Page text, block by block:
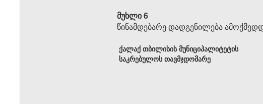
მუხლი 6
წინამდებარე დადგენილება
ქალაქ თბილისის მუნიციპალიტეტის
საკრებულოს თავმჯდომარე